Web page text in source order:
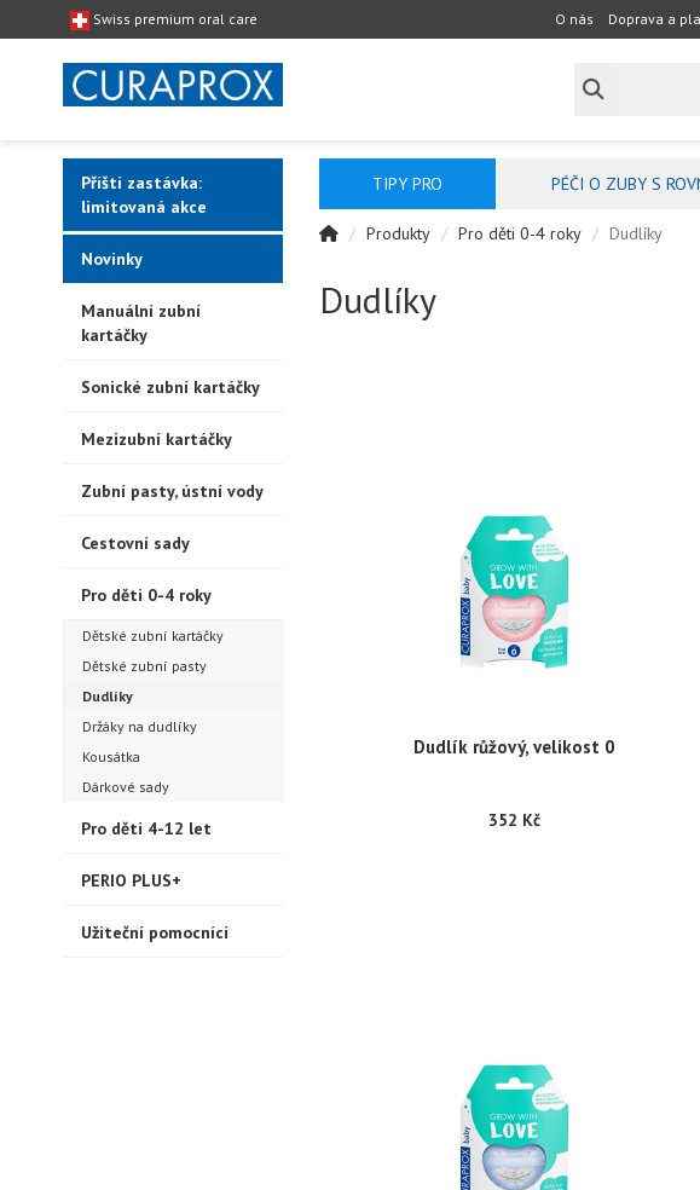
Swiss premium oral care O nás Doprava a
Příští zastávka:
limitovaná akce
Novinky
Manuální zubní
kartáčky
Sonické zubní kartáčky
Mezizubní kartáčky
Zubní pasty, ústní vody
Cestovní sady
Pro děti 0-4 roky
Dětské zubní kartáčky
Dětské zubní pasty
Dudlíky
Držáky na dudlíky
Kousátka
Dárkové sady
Pro děti 4-12 let
PERIO PLUS+
Užiteční pomocníci
TIPY PRO PÉČI O ZUBY S
Produkty Pro děti 0-4 roky Dudlíky
Dudlíky
Dudlík růžový, velikost 0
352 Kč